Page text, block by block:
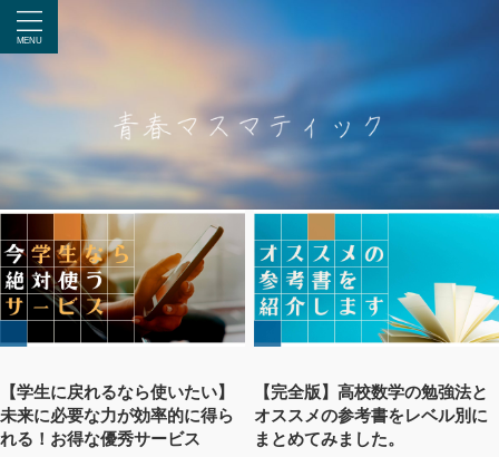
【学生に戻れるなら使いたい】
未来に必要な力が効率的に得ら
れる！お得な優秀サービス
【完全版】高校数学の勉強法と
オススメの参考書をレベル別に
まとめてみました。